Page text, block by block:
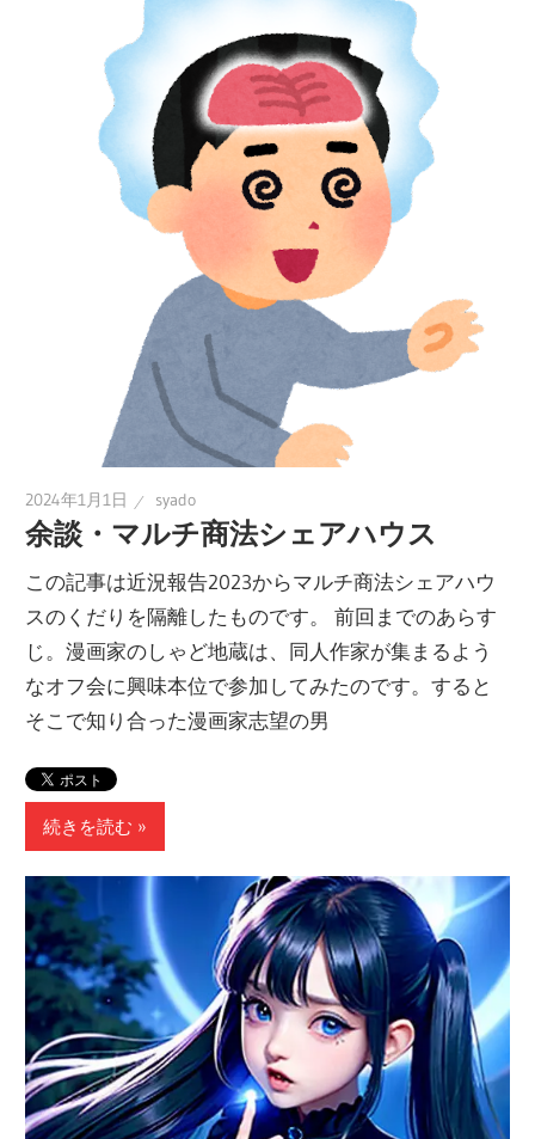
2024年1月1日 syado
余談・マルチ商法シェアハウス
この記事は近況報告2023からマルチ商法シェアハウ
スのくだりを隔離したものです。 前回までのあらす
じ。漫画家のしゃど地蔵は、同人作家が集まるよう
なオフ会に興味本位で参加してみたのです。すると
そこで知り合った漫画家志望の男
続きを読む